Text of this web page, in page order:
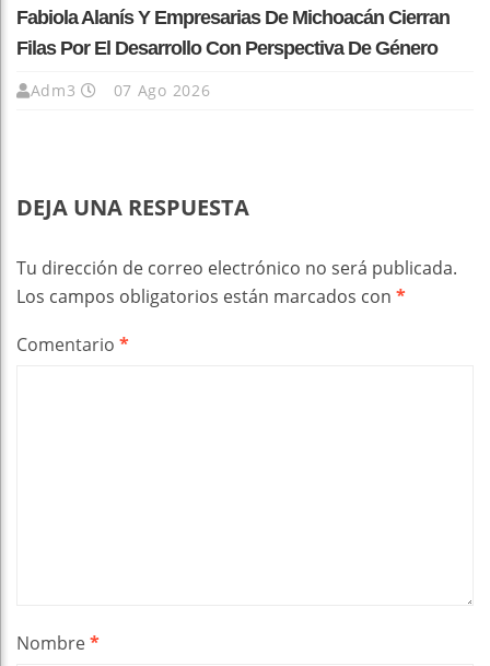
Fabiola Alanís Y Empresarias De Michoacán Cierran
Filas Por El Desarrollo Con Perspectiva De Género
Adm3 07 Ago 2026
DEJA UNA RESPUESTA
Tu dirección de correo electrónico no será publicada.
Los campos obligatorios están marcados con *
Comentario *
Nombre*